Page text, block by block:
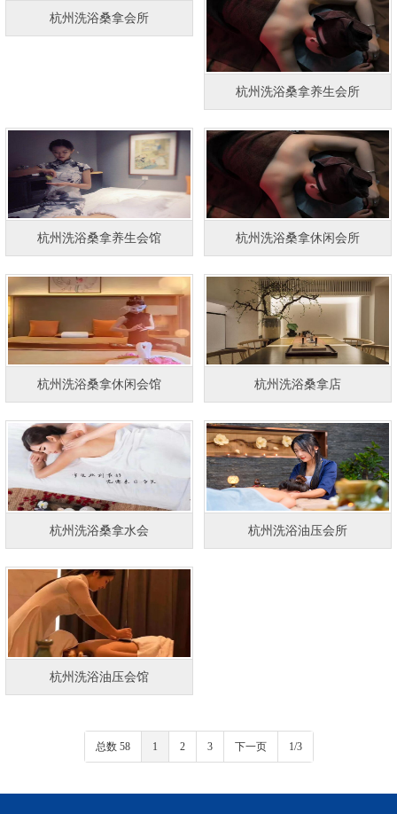
杭州洗浴桑拿会所
杭州洗浴桑拿养生会所
杭州洗浴桑拿养生会馆 杭州洗浴桑拿休闲会所
杭州洗浴桑拿休闲会馆 杭州洗浴桑拿店
杭州洗浴桑拿水会 杭州洗浴油压会所
杭州洗浴油压会馆
总数 58 1 2 3 下一页 1/3